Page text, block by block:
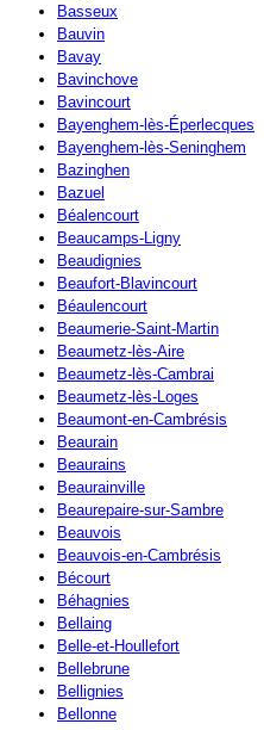
Basseux
Bauvin
Bavay
Bavinchove
Bavincourt
Bayenghem-lès-Éperlecques
Bayenghem-lès-Seninghem
Bazinghen
Bazuel
Béalencourt
Beaucamps-Ligny
Beaudignies
Beaufort-Blavincourt
Béaulencourt
Beaumerie-Saint-Martin
Beaumetz-lès-Aire
Beaumetz-lès-Cambrai
Beaumetz-lès-Loges
Beaumont-en-Cambrésis
Beaurain
Beaurains
Beaurainville
Beaurepaire-sur-Sambre
Beauvois
Beauvois-en-Cambrésis
Bécourt
Béhagnies
Bellaing
Belle-et-Houllefort
Bellebrune
Bellignies
Bellonne